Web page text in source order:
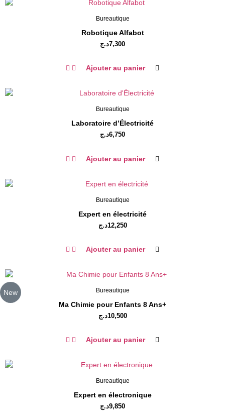
Bureautique
Robotique Alfabot
7,300د.ج
Ajouter au panier
Bureautique
Laboratoire d’Électricité
6,750د.ج
Ajouter au panier
Bureautique
Expert en électricité
12,250د.ج
Ajouter au panier
New Bureautique
Ma Chimie pour Enfants 8 Ans+
10,500د.ج
Ajouter au panier
Bureautique
Expert en électronique
9,850د.ج